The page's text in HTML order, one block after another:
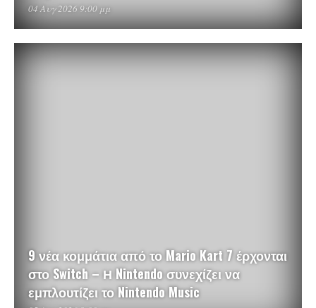
04 Αυγ 2026 9:00 μμ
9 νέα κομμάτια από το Mario Kart 7 έρχονται
στο Switch – Η Nintendo συνεχίζει να
εμπλουτίζει το Nintendo Music